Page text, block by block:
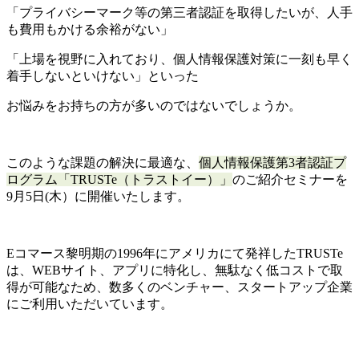
「プライバシーマーク等の第三者認証を取得したいが、人手
も費用もかける余裕がない」
「上場を視野に入れており、個人情報保護対策に一刻も早く
着手しないといけない」といった
お悩みをお持ちの方が多いのではないでしょうか。
このような課題の解決に最適な、 個人情報保護第3者認証プ
ログラム「TRUSTe（トラストイー）」 のご紹介セミナーを
9月5日(木）に開催いたします。
Eコマース黎明期の1996年にアメリカにて発祥したTRUSTe
は、WEBサイト、アプリに特化し、無駄なく低コストで取
得が可能なため、数多くのベンチャー、スタートアップ企業
にご利用いただいています。